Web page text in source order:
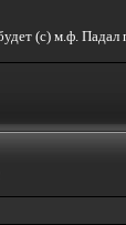
(с) м.ф. Падал